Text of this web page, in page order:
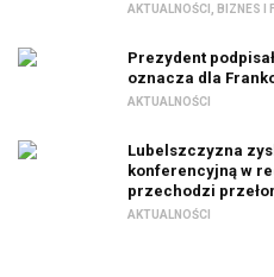
AKTUALNOŚCI BIZNES I
Prezydent
oznacza dla
AKTUALNOŚCI
Lubelszczyzna
konferencyjną w
przechodzi
AKTUALNOŚCI